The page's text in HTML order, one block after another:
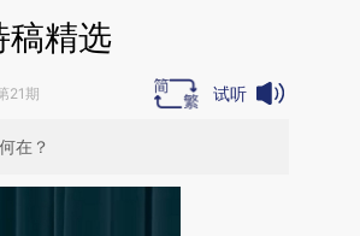
稿精选
21期 试听
在？